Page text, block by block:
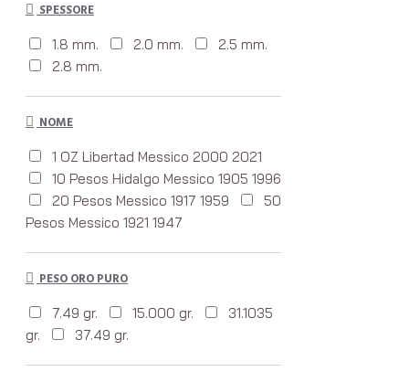
SPESSORE
1.8 mm. 2.0 mm.
2.5 mm.
2.8 mm.
NOME
1 OZ Libertad Messico 2000 2021
10 Pesos Hidalgo Messico 1905 1996
20 Pesos Messico 1917 1959
50
Pesos Messico 1921 1947
PESO ORO PURO
7.49 gr. 15.000 gr.
31.1035
gr.
37.49 gr.